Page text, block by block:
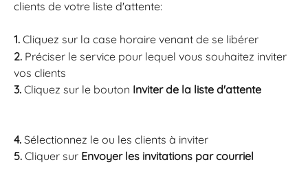
clients de votre liste d'attente:
1. Cliquez sur la case horaire venant de se libérer
2. Préciser le service pour lequel vous souhaitez inviter
vos clients
3. Cliquez sur le bouton Inviter de la liste d'attente
4. Sélectionnez le ou les clients à inviter
5. Cliquer sur Envoyer les invitations par courriel